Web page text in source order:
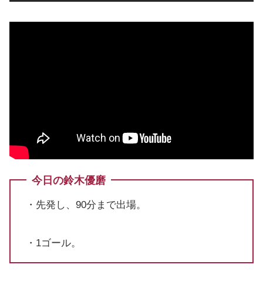
今日の鈴木優磨
・先発し、90分まで出場。
・1ゴール。